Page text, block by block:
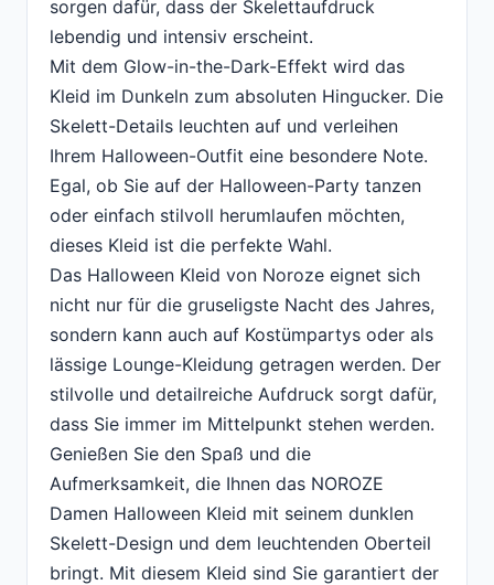
sorgen dafür, dass der Skelettaufdruck
lebendig und intensiv erscheint.
Mit dem Glow-in-the-Dark-Effekt wird das
Kleid im Dunkeln zum absoluten Hingucker. Die
Skelett-Details leuchten auf und verleihen
Ihrem Halloween-Outfit eine besondere Note.
Egal, ob Sie auf der Halloween-Party tanzen
oder einfach stilvoll herumlaufen möchten,
dieses Kleid ist die perfekte Wahl.
Das Halloween Kleid von Noroze eignet sich
nicht nur für die gruseligste Nacht des Jahres,
sondern kann auch auf Kostümpartys oder als
lässige Lounge-Kleidung getragen werden. Der
stilvolle und detailreiche Aufdruck sorgt dafür,
dass Sie immer im Mittelpunkt stehen werden.
Genießen Sie den Spaß und die
Aufmerksamkeit, die Ihnen das NOROZE
Damen Halloween Kleid mit seinem dunklen
Skelett-Design und dem leuchtenden Oberteil
bringt. Mit diesem Kleid sind Sie garantiert der